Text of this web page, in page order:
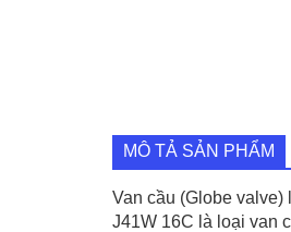
MÔ TẢ SẢN PHẨM
Van cầu (Globe
J41W 16C là loại van